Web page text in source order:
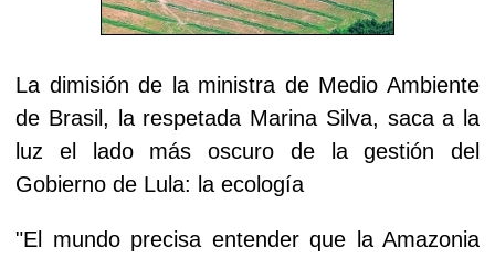
La dimisión de la ministra de Medio Ambiente
de Brasil, la respetada Marina Silva, saca a la
luz el lado más oscuro de la gestión del
Gobierno de Lula: la ecología
"El mundo precisa entender que la Amazonia